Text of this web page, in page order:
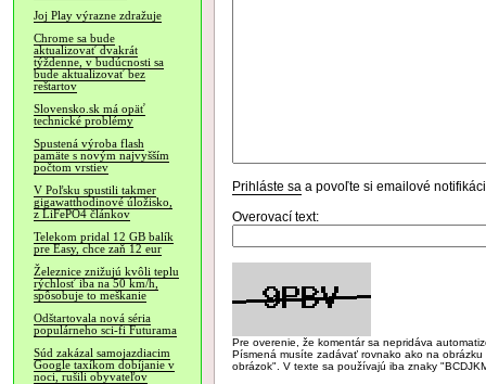
Joj Play výrazne zdražuje
Chrome sa bude
aktualizovať dvakrát
týždenne, v budúcnosti sa
bude aktualizovať bez
reštartov
Slovensko.sk má opäť
technické problémy
Spustená výroba flash
pamäte s novým najvyšším
počtom vrstiev
V Poľsku spustili takmer
gigawatthodinové úložisko,
z LiFePO4 článkov
Telekom pridal 12 GB balík
pre Easy, chce zaň 12 eur
Železnice znižujú kvôli teplu
rýchlosť iba na 50 km/h,
spôsobuje to meškanie
Odštartovala nová séria
populárneho sci-fi Futurama
Súd zakázal samojazdiacim
Google taxíkom dobíjanie v
noci, rušili obyvateľov
Prihláste sa a povoľte si emailové
Overovací text:
Pre overenie, že komentár sa nepridáva
Písmená musíte zadávať rovnako ako na
obrázok". V texte sa používajú iba znaky